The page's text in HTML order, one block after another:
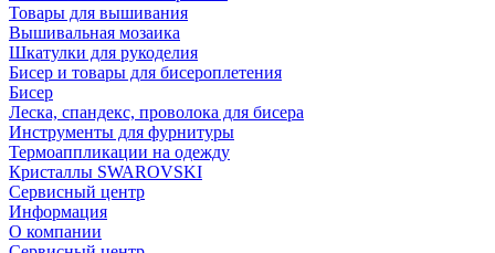
Товары для вышивания
Вышивальная мозаика
Шкатулки для рукоделия
Бисер и товары для бисероплетения
Бисер
Леска, спандекс, проволока для бисера
Инструменты для фурнитуры
Термоаппликации на одежду
Кристаллы SWAROVSKI
Сервисный центр
Информация
О компании